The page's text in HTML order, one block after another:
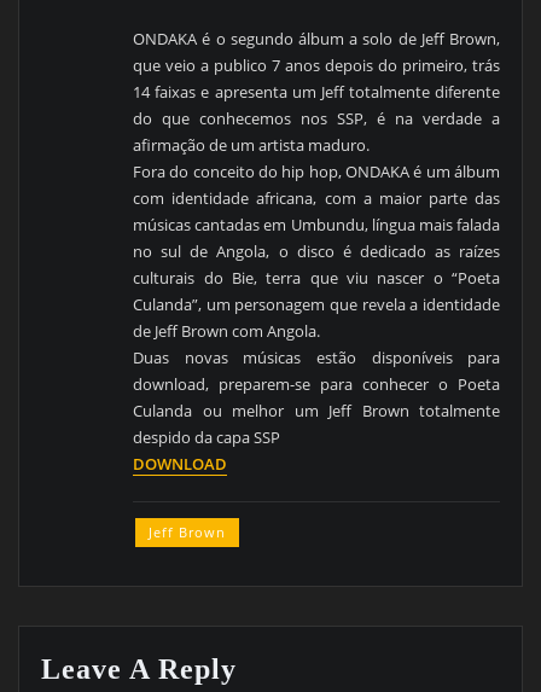
ONDAKA é o segundo álbum a solo de Jeff Brown,
que veio a publico 7 anos depois do primeiro, trás
14 faixas e apresenta um Jeff totalmente diferente
do que conhecemos nos SSP, é na verdade a
afirmação de um artista maduro.
Fora do conceito do hip hop, ONDAKA é um álbum
com identidade africana, com a maior parte das
músicas cantadas em Umbundu, língua mais falada
no sul de Angola, o disco é dedicado as raízes
culturais do Bie, terra que viu nascer o “Poeta
Culanda”, um personagem que revela a identidade
de Jeff Brown com Angola.
Duas novas músicas estão disponíveis para
download, preparem-se para conhecer o Poeta
Culanda ou melhor um Jeff Brown totalmente
despido da capa SSP
DOWNLOAD
Jeff Brown
Leave A Reply